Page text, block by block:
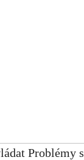
Problémy s